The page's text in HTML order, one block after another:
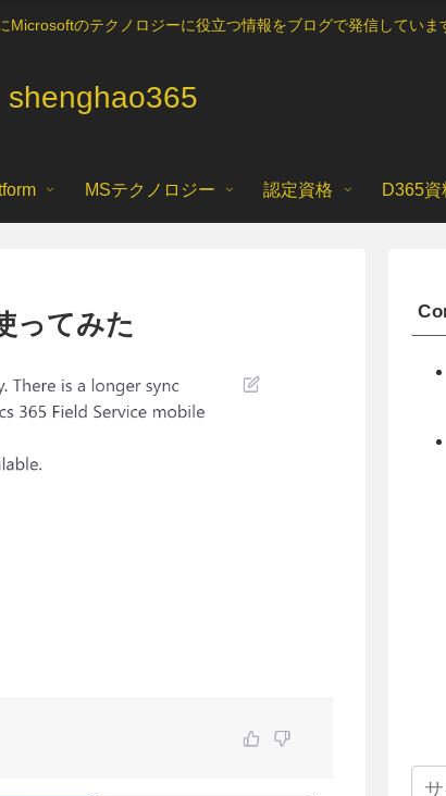
のテクノロジーに役立つ情報をブログで発信していま
shenghao365
MSテクノロジー 認定資格 D365
ってみた